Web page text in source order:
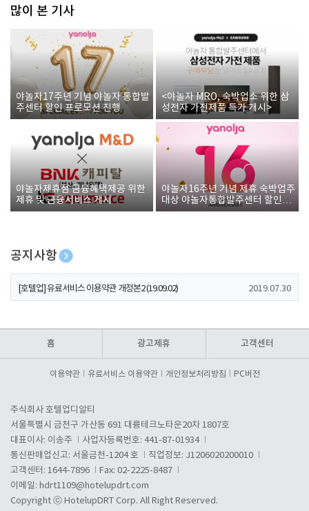
많이 본 기사
야놀자17주년 기념 야놀자 통합발
주센터 할인 프로모션 진행
<야놀자 MRO, 숙박업소 위한 삼
성전자 가전제품 특가 개시>
야놀자제휴점 금융혜택제공 위한
제휴 및 금융서비스 게시
야놀자16주년 기념 제휴 숙박업주
대상 야놀자통합발주센터 할인쿠
폰 증정
공지사항
[호텔업] 개인정보 처리방침 개정본1 (19.09.02)
[호텔업] 유료서비스 이용약관 개정본2 (19.09.02) 2019.07.30
홈 광고제휴 고객센터
이용약관 유료서비스 이용약관 개인정보처리방침 PC버전
주식회사 호텔업디알티
서울특별시 금천구 가산동 691 대륭테크노타운20차 1807호
대표이사: 이송주
사업자등록번호: 441-87-01934
통신판매업신고: 서울금천-1204 호
직업정보: J1206020200010
고객센터: 1644-7896
Fax: 02-2225-8487
이메일: hdrt1109@hotelupdrt.com
Copyright ⓒ HotelupDRT Corp. All Right Reserved.